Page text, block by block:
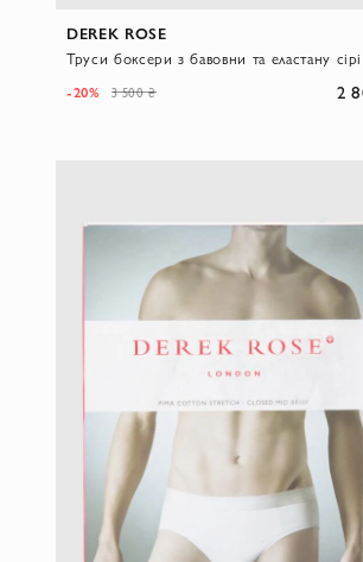
DEREK ROSE
-20% 3 500 ₴ 2